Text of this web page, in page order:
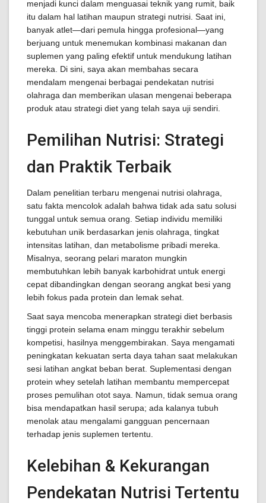
menjadi kunci dalam menguasai teknik yang rumit, baik
itu dalam hal latihan maupun strategi nutrisi. Saat ini,
banyak atlet—dari pemula hingga profesional—yang
berjuang untuk menemukan kombinasi makanan dan
suplemen yang paling efektif untuk mendukung latihan
mereka. Di sini, saya akan membahas secara
mendalam mengenai berbagai pendekatan nutrisi
olahraga dan memberikan ulasan mengenai beberapa
produk atau strategi diet yang telah saya uji sendiri.
Pemilihan Nutrisi: Strategi
dan Praktik Terbaik
Dalam penelitian terbaru mengenai nutrisi olahraga,
satu fakta mencolok adalah bahwa tidak ada satu solusi
tunggal untuk semua orang. Setiap individu memiliki
kebutuhan unik berdasarkan jenis olahraga, tingkat
intensitas latihan, dan metabolisme pribadi mereka.
Misalnya, seorang pelari maraton mungkin
membutuhkan lebih banyak karbohidrat untuk energi
cepat dibandingkan dengan seorang angkat besi yang
lebih fokus pada protein dan lemak sehat.
Saat saya mencoba menerapkan strategi diet berbasis
tinggi protein selama enam minggu terakhir sebelum
kompetisi, hasilnya menggembirakan. Saya mengamati
peningkatan kekuatan serta daya tahan saat melakukan
sesi latihan angkat beban berat. Suplementasi dengan
protein whey setelah latihan membantu mempercepat
proses pemulihan otot saya. Namun, tidak semua orang
bisa mendapatkan hasil serupa; ada kalanya tubuh
menolak atau mengalami gangguan pencernaan
terhadap jenis suplemen tertentu.
Kelebihan & Kekurangan
Pendekatan Nutrisi Tertentu